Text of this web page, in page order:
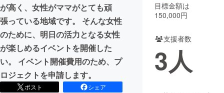
CAMPFIRE for Social Good CAMPFIRE Creation
CAMPFIREふるさと納税machi-ya コミュニティ
が高く、女性がママがとても頑
張っている地域です。 そんな女性
のために、明日の活力となる女性
が楽しめるイベントを開催した
い。 イベント開催費用のため、プ
ロジェクトを申請します。
ポスト
シェア
目標金額は
150,000円
支援者数
3人